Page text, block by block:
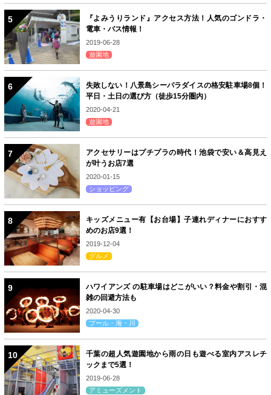
『よみうりランド』アクセス方法！人気のゴンドラ・
電車・バス情報！
2019-06-28
遊園地
失敗しない！八景島シーパラダイスの格安駐車場8個！
平日・土日の選び方（徒歩15分圏内）
2020-04-21
遊園地
アクセサリーはプチプラの時代！池袋で安い＆高見え
が叶うお店7選
2020-01-15
ショッピング
キッズメニュー有【お台場】子連れディナーにおすす
めのお店9選！
2019-12-04
グルメ
ハワイアンズ の駐車場はどこがいい？料金や割引・混
雑の回避方法も
2020-04-30
プール・海・川
千葉の超人気遊園地から雨の日も遊べる室内アスレチ
ックまで5選！
2019-06-28
アミューズメント